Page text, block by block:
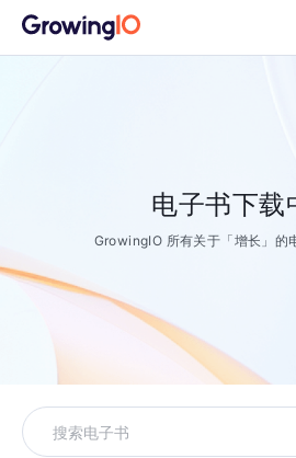
电子书下载
GrowingIO 所有关于「增长」的